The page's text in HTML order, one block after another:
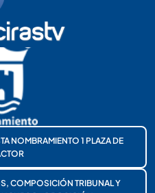
NOMBRAMIENTO 1 PLAZA DE
COMPOSICIÓN TRIBUNAL Y